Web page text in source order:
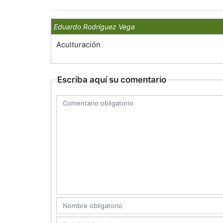
Eduardo Rodríguez Vega
Aculturación
Escriba aquí su comentario